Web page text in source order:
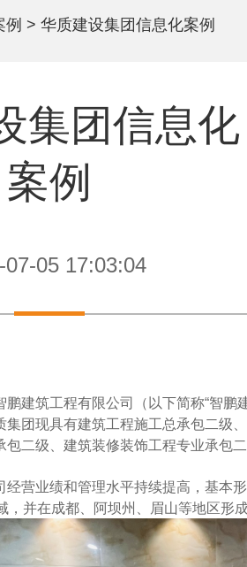
例 > 华质建设集团信息化案例
集团信息化
案例
07-05 17:03:04
鹏建筑工程有限公司（以下简称“智
集团现具有建筑工程施工总承包二级
包二级、建筑装修装饰工程专业承包
营业绩和管理水平持续提高，基本
，并在成都、阿坝州、眉山等地区形